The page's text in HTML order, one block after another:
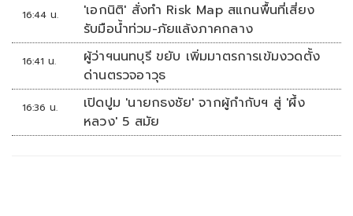
16:44 น.
'เอกนิติ' สั่งทำ Risk Map สแกนพื้นที่เสี่ยง
รับมือน้ำท่วม-ภัยแล้งภาคกลาง
16:41 น.
ผู้ว่าฯนนทบุรี ขยับ เพิ่มมาตรการเข้มงวดตั้ง
ด่านตรวจอาวุธ
16:36 น.
เปิดปูม 'นายกธงชัย' จากผู้กำกับฯ สู่ 'ผึ้ง
หลวง' 5 สมัย